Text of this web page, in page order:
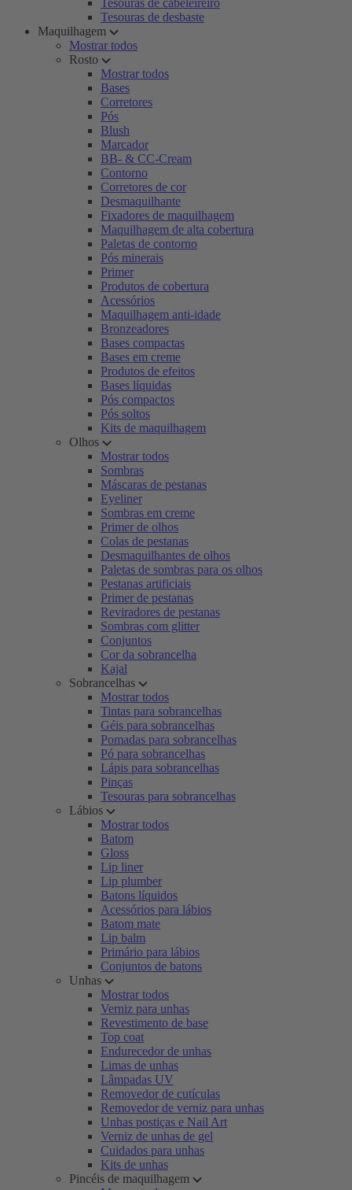
Tesouras de cabeleireiro
Tesouras de desbaste
Maquilhagem
Mostrar todos
Rosto
Mostrar todos
Bases
Corretores
Pós
Blush
Marcador
BB- & CC-Cream
Contorno
Corretores de cor
Desmaquilhante
Fixadores de maquilhagem
Maquilhagem de alta cobertura
Paletas de contorno
Pós minerais
Primer
Produtos de cobertura
Acessórios
Maquilhagem anti-idade
Bronzeadores
Bases compactas
Bases em creme
Produtos de efeitos
Bases líquidas
Pós compactos
Pós soltos
Kits de maquilhagem
Olhos
Mostrar todos
Sombras
Máscaras de pestanas
Eyeliner
Sombras em creme
Primer de olhos
Colas de pestanas
Desmaquilhantes de olhos
Paletas de sombras para os olhos
Pestanas artificiais
Primer de pestanas
Reviradores de pestanas
Sombras com glitter
Conjuntos
Cor da sobrancelha
Kajal
Sobrancelhas
Mostrar todos
Tintas para sobrancelhas
Géis para sobrancelhas
Pomadas para sobrancelhas
Pó para sobrancelhas
Lápis para sobrancelhas
Pinças
Tesouras para sobrancelhas
Lábios
Mostrar todos
Batom
Gloss
Lip liner
Lip plumber
Batons líquidos
Acessórios para lábios
Batom mate
Lip balm
Primário para lábios
Conjuntos de batons
Unhas
Mostrar todos
Verniz para unhas
Revestimento de base
Top coat
Endurecedor de unhas
Limas de unhas
Lâmpadas UV
Removedor de cutículas
Removedor de verniz para unhas
Unhas postiças e Nail Art
Verniz de unhas de gel
Cuidados para unhas
Kits de unhas
Pincéis de maquilhagem